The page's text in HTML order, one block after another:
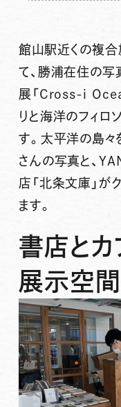
館山駅近くの複合
て、勝浦在住の写
展「Cross-i
りと海洋のフィロ
す。太平洋の島々
さんの写真と、
店「北条文庫」が
ます。
書店とカ
展示空間